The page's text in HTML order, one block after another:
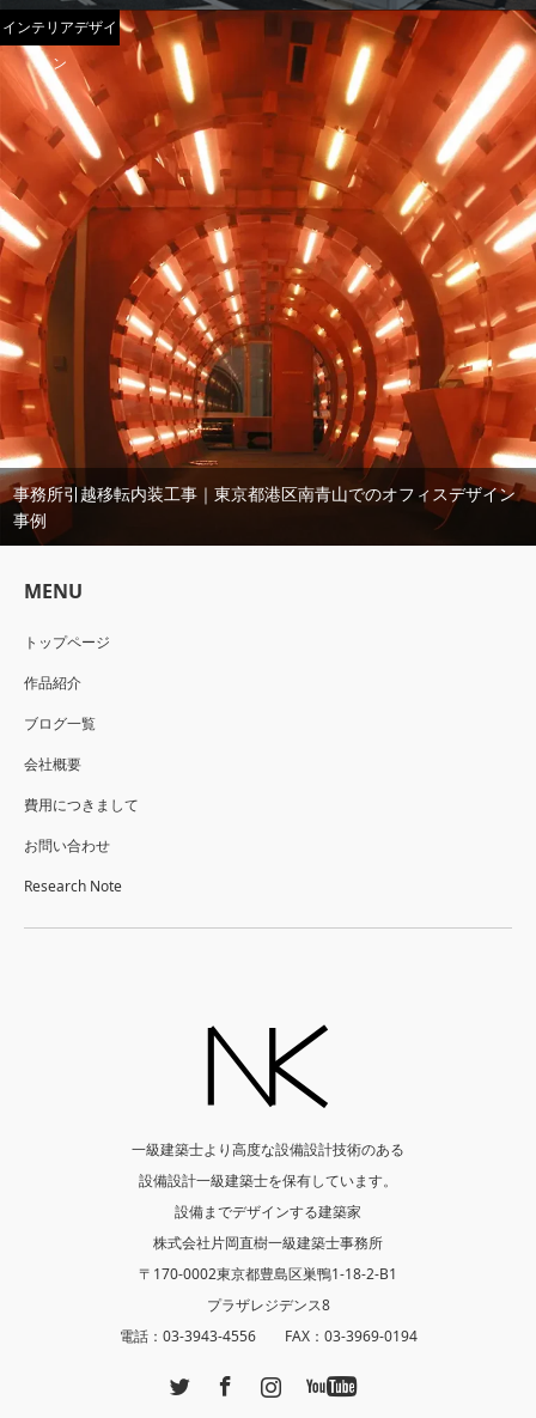
事務所引越移転内装工事｜東京都港区南青山でのオフィスデザイン
事例
インテリアデザイ
ン
MENU
トップページ
作品紹介
ブログ一覧
会社概要
費用につきまして
お問い合わせ
Research Note
一級建築士より高度な設備設計技術のある
設備設計一級建築士を保有しています。
設備までデザインする建築家
株式会社片岡直樹一級建築士事務所
〒170-0002東京都豊島区巣鴨1-18-2-B1
プラザレジデンス8
電話：03-3943-4556 FAX：03-3969-0194